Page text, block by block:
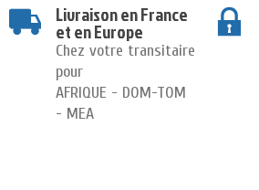
Livraison en France
et en Europe
Chez votre transitaire
pour
AFRIQUE - DOM-TOM
- MEA